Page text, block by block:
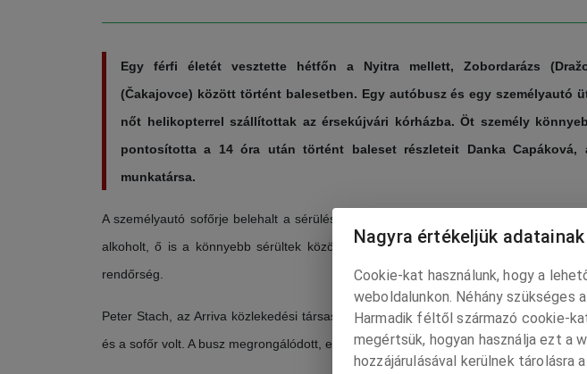
Egy férfi életét vesztette hétfőn a Nyitra mellett, Zobordarázs
(Čakajovce) között történt balesetben. Egy autóbusz és egy személyautó
nőt helikopterrel szállítottak az érsekújvári kórházba. Öt személy
pontosította a 14 óra után történt baleset részleteit Danka Capáková,
munkatársa.
A személyautó sofőrje belehalt a sérüléseibe, az autó utasát kórházba szállították.
alkoholt, ő is a könnyebb sérültek között van. A baleset körülményeit, okát és a
rendőrség.
Peter Stach, az Arriva közlekedési társaság szóvivője elmondta, a menetrend
és a sofőr volt. A busz megrongálódott, ezért a társaság másik járművet biztosított az
Nagyra értékeljük
Cookie-kat használunk, hogy a
weboldalunkon. Néhány szükséges
Harmadik féltől származó cookie-
megértsük, hogyan használja ezt a
hozzájárulásával kerülnek tárolásra